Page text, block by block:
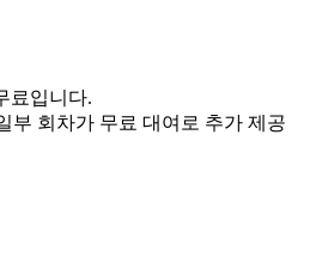
료입니다.
부 회차가 무료 대여로 추가 제공